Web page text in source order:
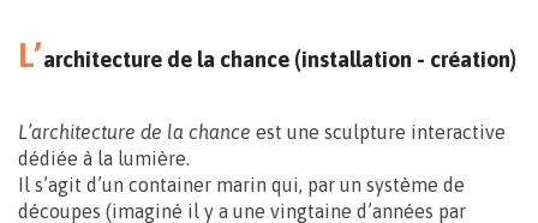
L’architecture de la chance (installation - création)
L’architecture de la chance est une sculpture interactive
dédiée à la lumière.
Il s’agit d’un container marin qui, par un système de
découpes (imaginé il y a une vingtaine d’années par